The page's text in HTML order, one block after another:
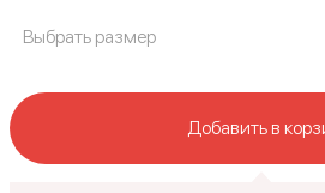
Выбрать размер
Добавить в